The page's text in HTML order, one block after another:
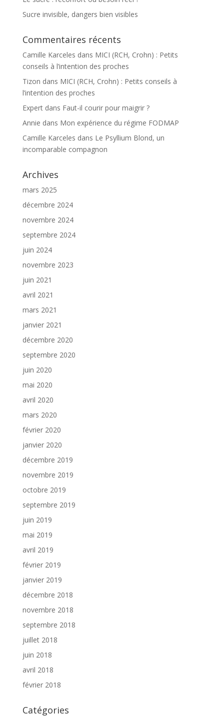
Sucre invisible, dangers bien visibles
Commentaires récents
Camille Karceles dans MICI (RCH, Crohn) : Petits
conseils à l’intention des proches
Tizon dans MICI (RCH, Crohn) : Petits conseils à
l’intention des proches
Expertdans Faut-il courir pour maigrir ?
Annie dans Mon expérience du régime FODMAP
Camille Karceles dans Le Psyllium Blond, un
incomparable compagnon
Archives
mars 2025
décembre 2024
novembre 2024
septembre 2024
juin 2024
novembre 2023
juin 2021
avril 2021
mars 2021
janvier 2021
décembre 2020
septembre 2020
juin 2020
mai 2020
avril 2020
mars 2020
février 2020
janvier 2020
décembre 2019
novembre 2019
octobre 2019
septembre 2019
juin 2019
mai 2019
avril 2019
février 2019
janvier 2019
décembre 2018
novembre 2018
septembre 2018
juillet 2018
juin 2018
avril 2018
février 2018
Catégories